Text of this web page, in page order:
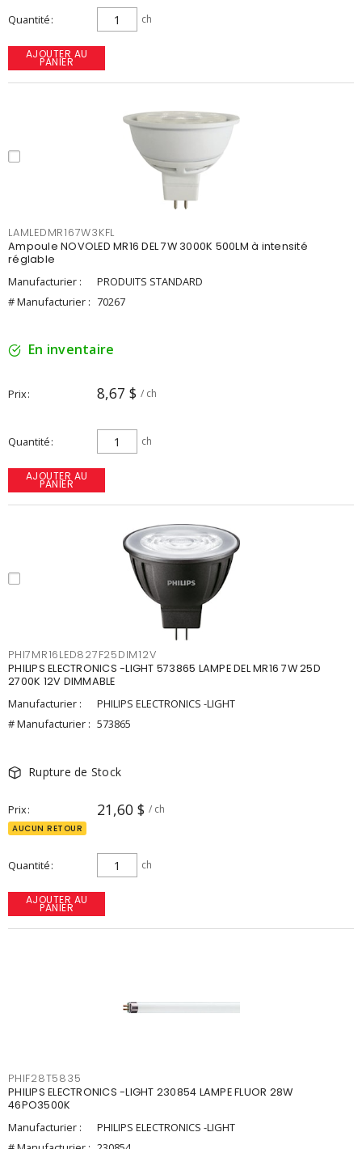
Quantité ch
AJOUTER AU
PANIER
LAMLEDMR167W3KFL
Ampoule NOVOLED MR16 DEL 7W 3000K 500LM à intensité
réglable
Manufacturier :
PRODUITS STANDARD
# Manufacturier : 70267
En inventaire
Prix 8,67 $ / ch
Quantité ch
AJOUTER AU
PANIER
PHI7MR16LED827F25DIM12V
PHILIPS ELECTRONICS -LIGHT 573865 LAMPE DEL MR16 7W 25D
2700K 12V DIMMABLE
Manufacturier :
PHILIPS ELECTRONICS -LIGHT
# Manufacturier : 573865
Rupture de Stock
Prix 21,60 $ / ch
AUCUN RETOUR
Quantité ch
AJOUTER AU
PANIER
PHIF28T5835
PHILIPS ELECTRONICS -LIGHT 230854 LAMPE FLUOR 28W
46PO3500K
Manufacturier :
PHILIPS ELECTRONICS -LIGHT